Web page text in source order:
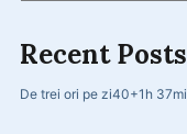
Recent Posts
De trei ori pe zi40+1h